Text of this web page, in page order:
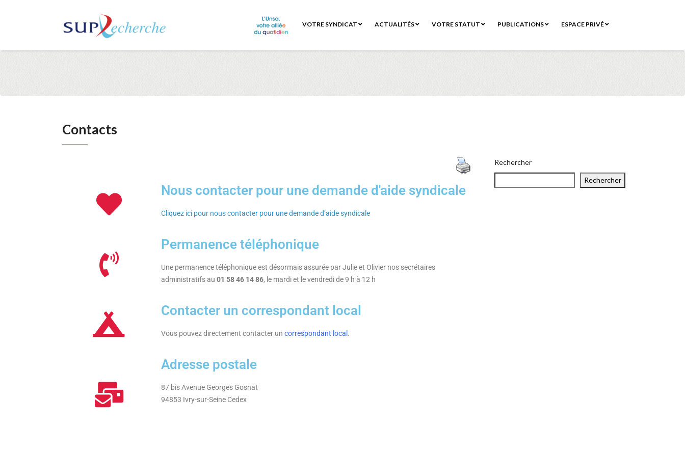
VOTRE SYNDICAT ACTUALITÉS VOTRE STATUT PUBLICATIONS ESPACE PRIVÉ
Contacts
Nous contacter pour une demande d'aide syndicale
Cliquez ici pour nous contacter pour une demande d’aide syndicale
Permanence téléphonique
Une permanence téléphonique est désormais assurée par Julie et Olivier nos secrétaires
administratifs au 01 58 46 14 86, le mardi et le vendredi de 9 h à 12 h
Contacter un correspondant local
Vous pouvez directement contacter un correspondant local .
Adresse postale
87 bis Avenue Georges Gosnat
94853 Ivry-sur-Seine Cedex
Rechercher
Rechercher